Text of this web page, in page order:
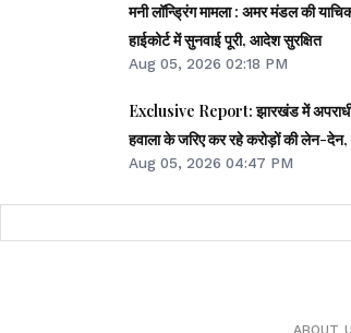
मनी लॉन्ड्रिंग मामला : अमर मंडल की
हाईकोर्ट में सुनवाई पूरी, आदेश सुरक्षित
Aug 05, 2026 02:18 PM
Exclusive Report: झारखंड में अपराधी
हवाला के जरिए कर रहे करोड़ों की लेन-
खुलासा
Aug 05, 2026 04:47 PM
ABOUT